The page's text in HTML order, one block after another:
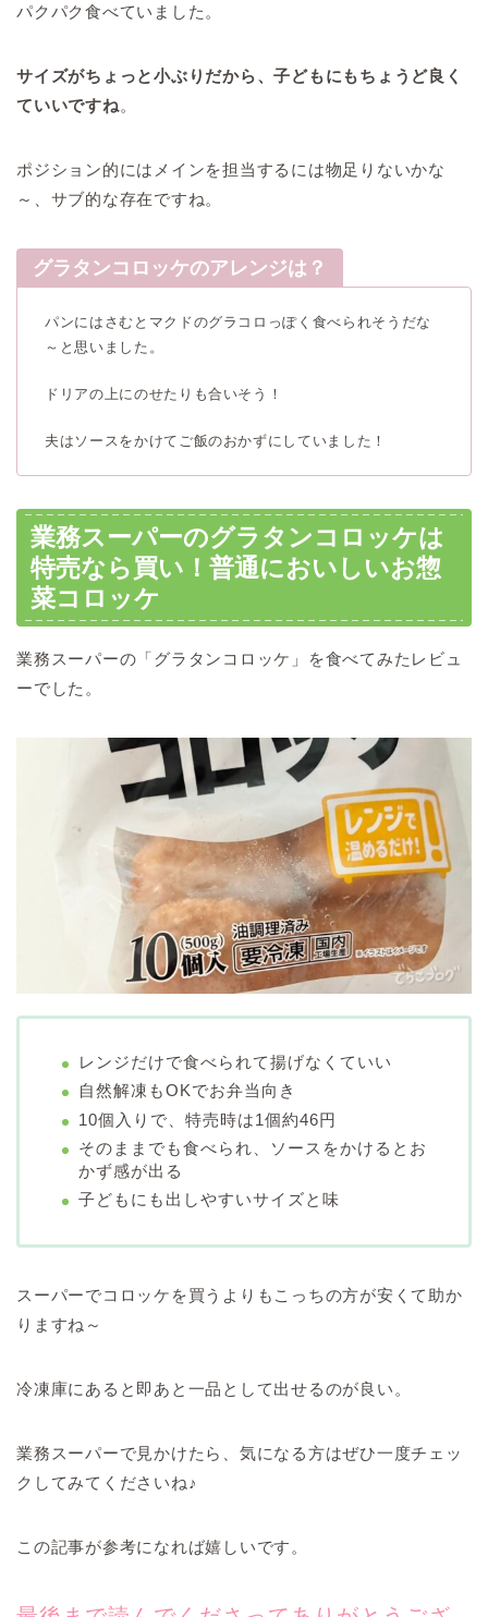
パクパク食べていました。
サイズがちょっと小ぶりだから、子どもにもちょうど良く
ていいですね。
ポジション的にはメインを担当するには物足りないかな
～、サブ的な存在ですね。
グラタンコロッケのアレンジは？
パンにはさむとマクドのグラコロっぽく食べられそうだな
～と思いました。
ドリアの上にのせたりも合いそう！
夫はソースをかけてご飯のおかずにしていました！
業務スーパーのグラタンコロッケは
特売なら買い！普通においしいお惣
菜コロッケ
業務スーパーの「グラタンコロッケ」を食べてみたレビュ
ーでした。
レンジだけで食べられて揚げなくていい
自然解凍もOKでお弁当向き
10個入りで、特売時は1個約46円
そのままでも食べられ、ソースをかけるとお
かず感が出る
子どもにも出しやすいサイズと味
スーパーでコロッケを買うよりもこっちの方が安くて助か
りますね～
冷凍庫にあると即あと一品として出せるのが良い。
業務スーパーで見かけたら、気になる方はぜひ一度チェッ
クしてみてくださいね♪
この記事が参考になれば嬉しいです。